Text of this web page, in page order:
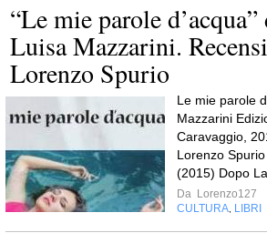
“Le mie parole
Luisa Mazzarini.
Lorenzo Spurio
Le mie parole
Mazzarini
Caravaggio,
Lorenzo
(2015) Dopo
Da Lorenzo127
CULTURA, LIBRI